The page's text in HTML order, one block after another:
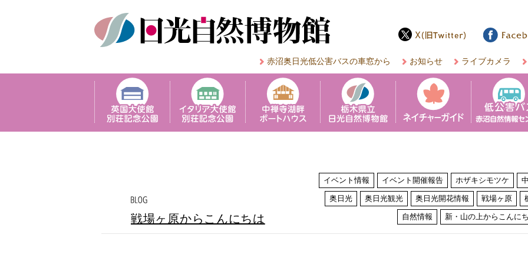
赤沼奥日光低公害バスの車窓から お知らせ ライブカメラ
戦場ヶ原からこんにちは
イベント情報 イベント開催報告 ホザキシモツケ
奥日光 奥日光観光 奥日光開花情報 戦場ヶ原
自然情報 新・山の上からこんに